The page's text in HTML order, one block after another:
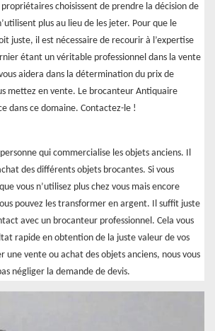
propriétaires choisissent de prendre la décision de
plus au lieu de les jeter. Pour que le
juste, il est nécessaire de recourir à l’expertise
étant un véritable professionnel dans la vente
aidera dans la détermination du prix de
mettez en vente. Le brocanteur Antiquaire
dans ce domaine. Contactez-le !
qui commercialise les objets anciens. Il
des différents objets brocantes. Si vous
vous n’utilisez plus chez vous mais encore
pouvez les transformer en argent. Il suffit juste
avec un brocanteur professionnel. Cela vous
rapide en obtention de la juste valeur de vos
une vente ou achat des objets anciens, nous vous
négliger la demande de devis.